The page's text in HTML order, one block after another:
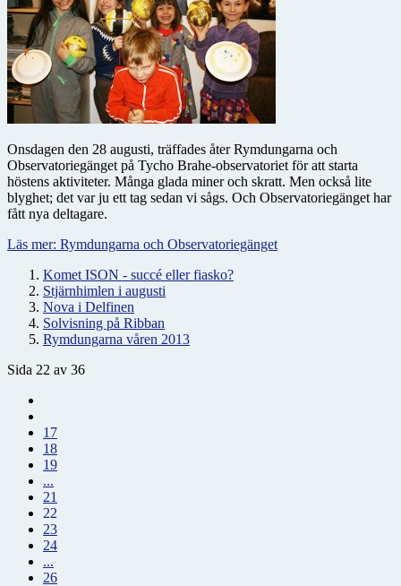
Onsdagen den 28 augusti, träffades åter Rymdungarna och
Observatoriegänget på Tycho Brahe-observatoriet för att starta
höstens aktiviteter. Många glada miner och skratt. Men också lite
blyghet; det var ju ett tag sedan vi sågs. Och Observatoriegänget har
fått nya deltagare.
Läs mer: Rymdungarna och Observatoriegänget
Komet ISON - succé eller fiasko?
Stjärnhimlen i augusti
Nova i Delfinen
Solvisning på Ribban
Rymdungarna våren 2013
Sida 22 av 36
17
18
19
...
21
22
23
24
...
26